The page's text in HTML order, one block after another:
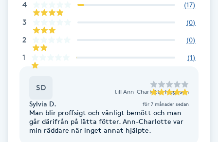
Face framing
Faceliftmassage
Fet hårbotten
Fettreducering
4 (17)
3 (0)
2 (0)
1 (1)
SD till Ann-Charlotte Hugoson
Sylvia D. för 7 månader sedan
Man blir proffsigt och vänligt bemött och man
går därifrån på lätta fötter. Ann-Charlotte var
min räddare när inget annat hjälpte.